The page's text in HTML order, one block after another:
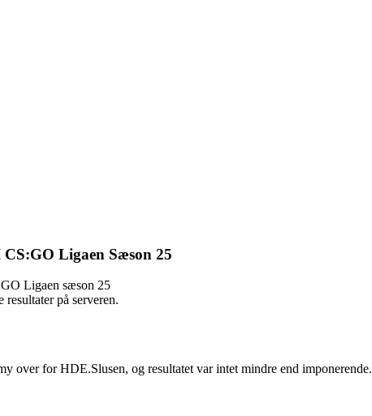
Ligaen Sæson 25
Ligaen sæson 25
på serveren.
over for HDE.Slusen, og resultatet var intet mindre end imponerende.